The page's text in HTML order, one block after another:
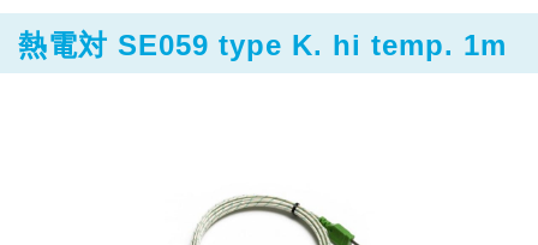
熱電対 SE059 type K. hi temp. 1m